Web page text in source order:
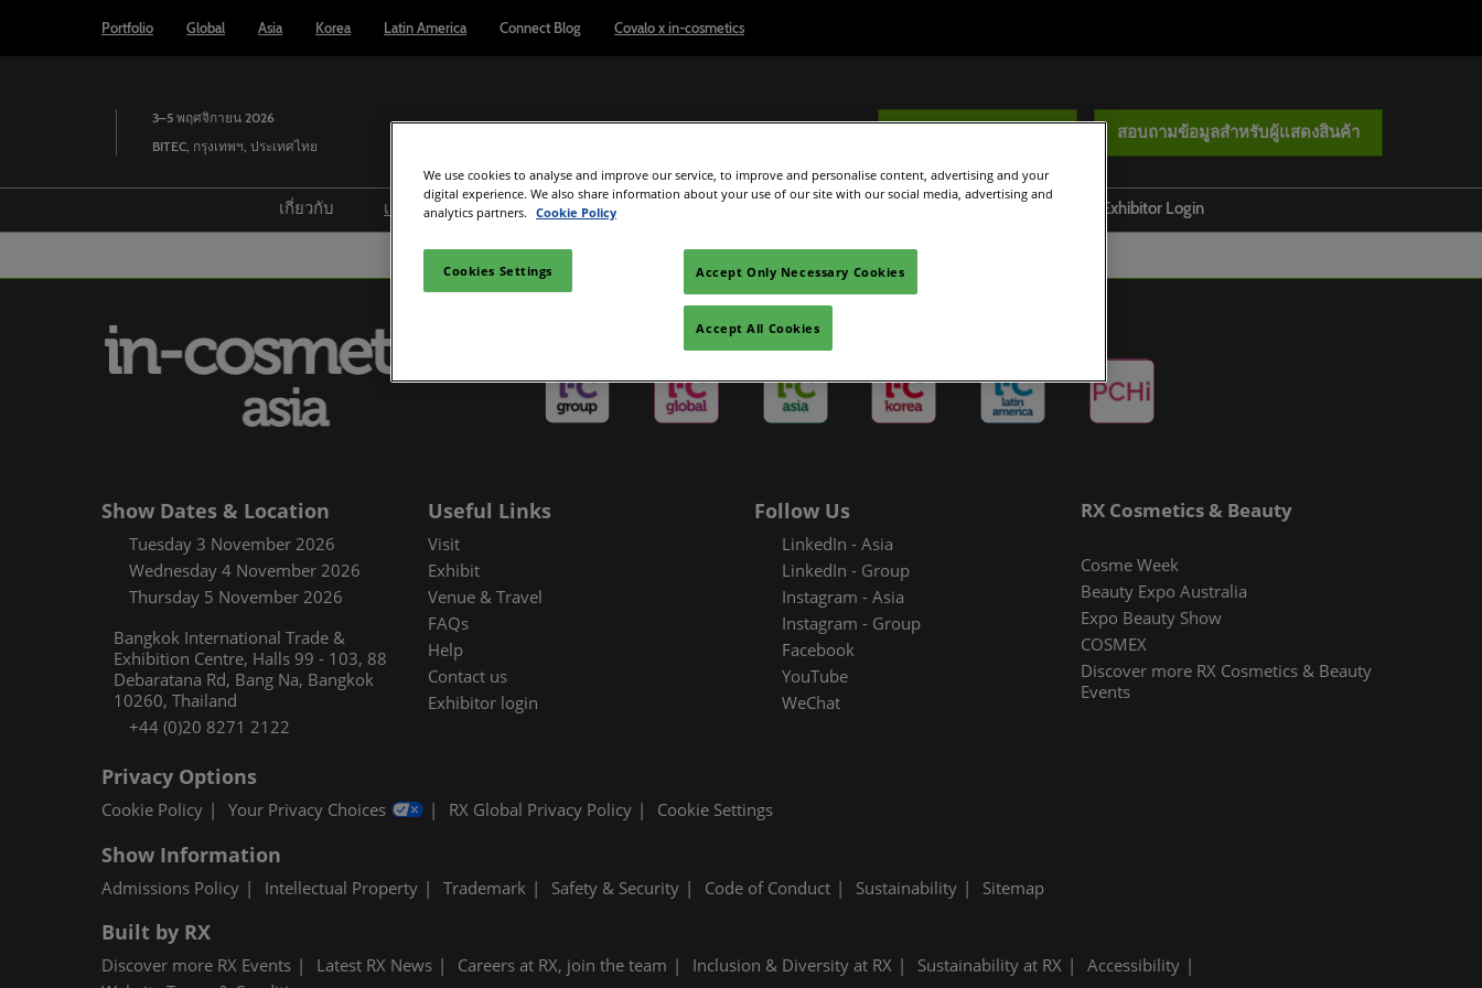
to
Portfolio Global Asia Korea Latin America Connect Blog Covalo x in-cosmetics
3–5 พฤศจิกายน 2026
BITEC, กรุงเทพฯ, ประเทศไทย
English
ภาษาไทย
สอบถามข้อมูลสำหรับผู้แสดงสินค้า
เกี่ยวกับ
รายงาน&อินไซต์
สรุปภาพรวมงาน
Steering Committee
พันธมิตร
เยี่ยมชม
เตรียมตัวเข้าชมงาน
สถานที่จัดงานและการเดิน
9 Faces Awards
Spotlight On Multisensory
สื่อมวลชนและข่าว
ประชาสัมพันธ์
การใช้สมาร์ทแบดจ์ของคุณ
แผนผังงาน
Covalo x in-cosmetics
จัดแสดง
ร่วมเป็นผู้จัดแสดงสินค้า
เตรียมตัวจัดแสดงสินค้า
คู่มือสำหรับผู้จัดแสดงสินค้า
Lead Manager
ผู้แสดงสินค้า
รายชื่อผลิตภัณฑ์ Connect Blog
ช่วยเหลือ Exhibitor Login
in-cosmetics Portfolio
Show Dates & Location
Tuesday 3 November 2026
Wednesday 4 November 2026
Thursday 5 November 2026
Bangkok International Trade &
Exhibition Centre, Halls 99 - 103, 88
Debaratana Rd, Bang Na, Bangkok
10260, Thailand
+44 (0)20 8271 2122
Useful Links
Visit
Exhibit
Venue & Travel
FAQs
Help
Contact us
Exhibitor login
Follow Us
LinkedIn - Asia
LinkedIn - Group
Instagram - Asia
Instagram - Group
Facebook
YouTube
WeChat
RX Cosmetics & Beauty
Cosme Week
Beauty Expo Australia
Expo Beauty Show
COSMEX
Discover more RX Cosmetics & Beauty
Events
Privacy Options
Cookie Policy Your Privacy Choices RX Global Privacy Policy Cookie Settings
Show Information
Admissions Policy Intellectual Property Trademark Safety & Security Code of Conduct Sustainability Sitemap
Built by RX
Discover more RX Events Latest RX News Careers at RX, join the team Inclusion & Diversity at RX Sustainability at RX
Accessibility
We use cookies to analyse and improve our service, to improve and personalise content, advertising and your
digital experience. We also share information about your use of our site with our social media, advertising and
analytics partners. Cookie Policy
Cookies Settings Accept Only Necessary Cookies
Accept All Cookies